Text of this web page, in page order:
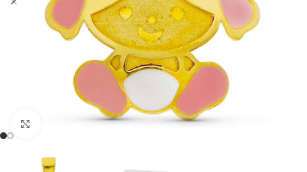
Clic para ampliar